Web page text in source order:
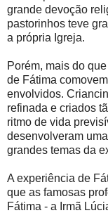
grande devoção
pastorinhos teve
a própria Igreja.
Porém, mais do
de Fátima
envolvidos.
refinada e criados
ritmo de vida
desenvolveram
grandes temas da
A experiência de
que as famosas
Fátima - a Irmã